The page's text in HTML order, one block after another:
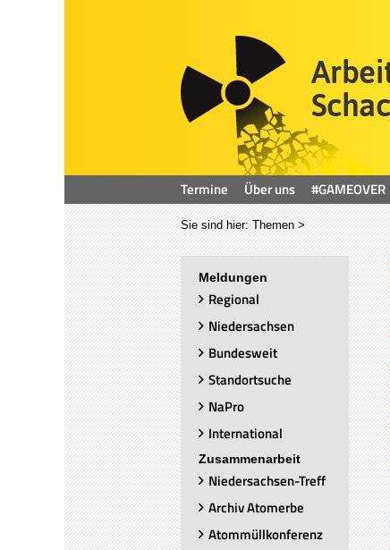
Termine Über uns #GAMEOVER
Sie sind hier: Themen >
Meldungen
Regional
Niedersachsen
Bundesweit
Standortsuche
NaPro
International
Zusammenarbeit
Niedersachsen-Treff
Archiv Atomerbe
Atommüllkonferenz